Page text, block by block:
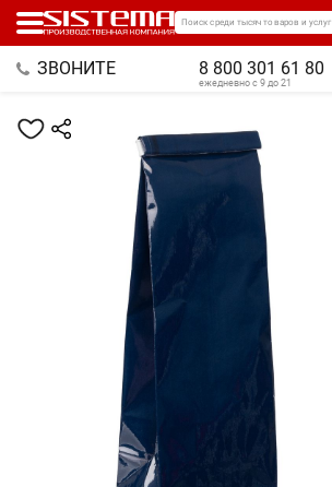
Поиск среди тысяч товаров и услуг
ЗВОНИТЕ 8 800 301 61 80
ежедневно с 9 до 21